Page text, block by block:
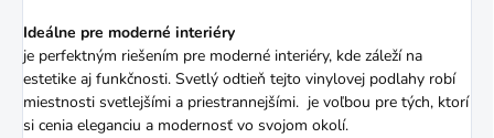
Ideálne pre moderné interiéry
je perfektným riešením pre moderné interiéry, kde záleží na
estetike aj funkčnosti. Svetlý odtieň tejto vinylovej podlahy robí
miestnosti svetlejšími a priestrannejšími. je voľbou pre tých, ktorí
si cenia eleganciu a modernosť vo svojom okolí.